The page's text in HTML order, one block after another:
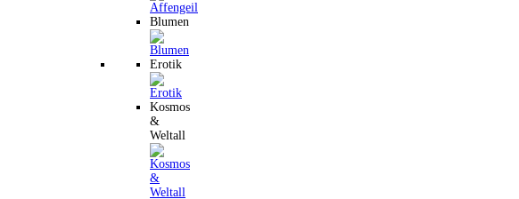
Blumen
Erotik
Kosmos
&
Weltall